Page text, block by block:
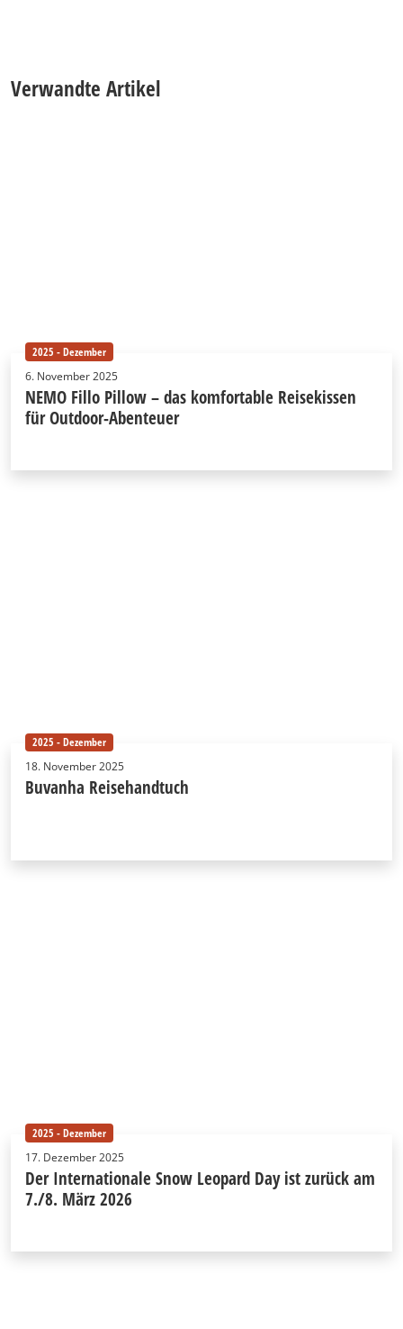
Verwandte Artikel
2025 - Dezember
6. November 2025
NEMO Fillo Pillow – das komfortable Reisekissen
für Outdoor-Abenteuer
2025 - Dezember
18. November 2025
Buvanha Reisehandtuch
2025 - Dezember
17. Dezember 2025
Der Internationale Snow Leopard Day ist zurück am
7./8. März 2026